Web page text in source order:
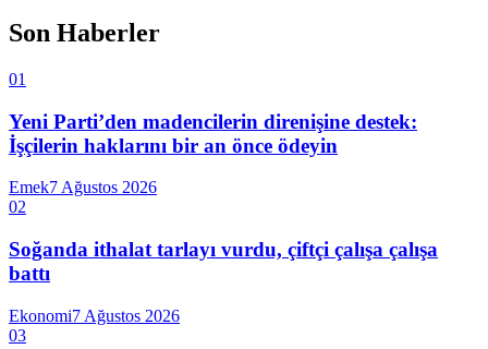
Son Haberler
01
Yeni Parti’den madencilerin direnişine destek:
İşçilerin haklarını bir an önce ödeyin
Emek7 Ağustos 2026
02
Soğanda ithalat tarlayı vurdu, çiftçi çalışa çalışa
battı
Ekonomi7 Ağustos 2026
03